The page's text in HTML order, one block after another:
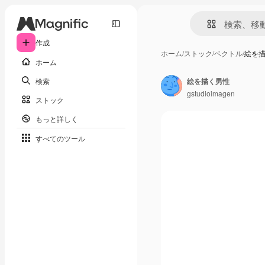
作成
ホーム
検索
ストック
もっと詳しく
すべてのツール
ホーム/ストック/ベクトル/絵を
絵を描く男性
gstudioimagen